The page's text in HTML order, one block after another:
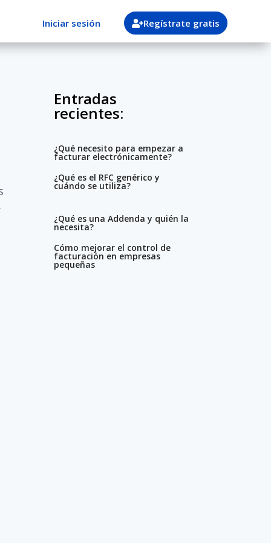
Iniciar sesión Regístrate gratis
Entradas
recientes:
¿Qué necesito para empezar a
facturar electrónicamente?
¿Qué es el RFC genérico y
cuándo se utiliza?
¿Qué es una Addenda y quién la
necesita?
Cómo mejorar el control de
facturación en empresas
pequeñas